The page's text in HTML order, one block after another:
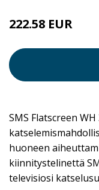
222.58 EUR
SMS Flatscreen
huoneen
kiinnitystelinettä
televisiosi